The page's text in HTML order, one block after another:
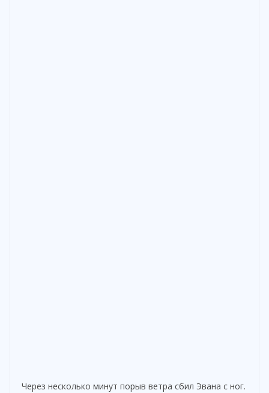
Через несколько минут порыв ветра сбил Эвана с ног.